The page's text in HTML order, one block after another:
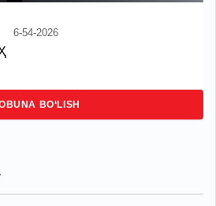
6-54-2026
BO‘LISH